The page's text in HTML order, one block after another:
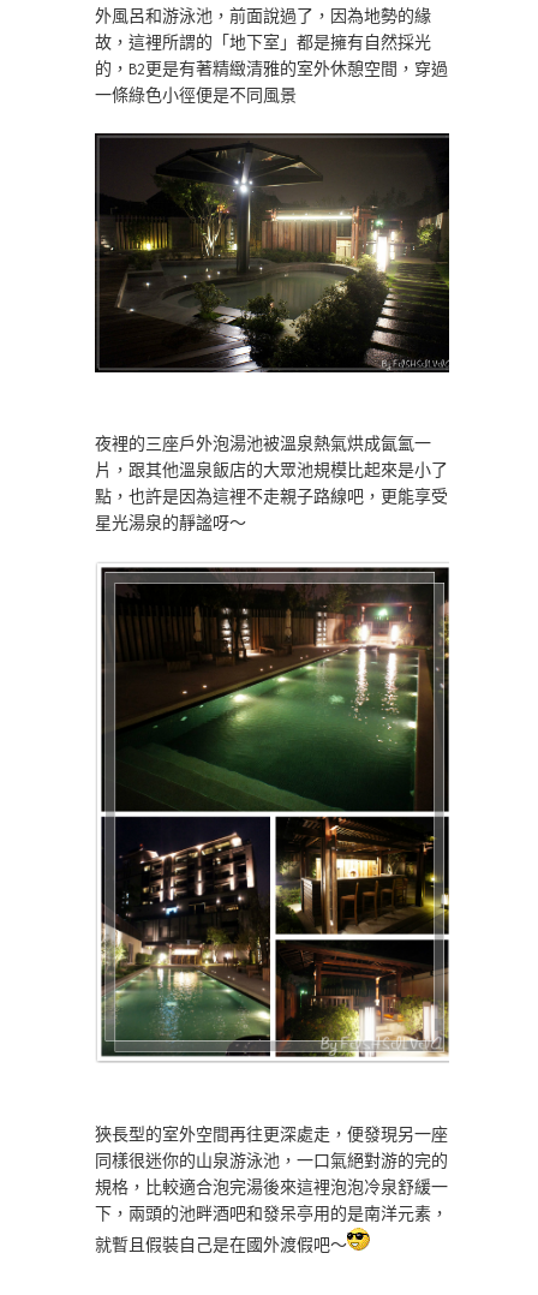
外風呂和游泳池，前面說過了，因為地勢的緣
故，這裡所謂的「地下室」都是擁有自然採光
的，B2更是有著精緻清雅的室外休憩空間，穿過
一條綠色小徑便是不同風景
夜裡的三座戶外泡湯池被溫泉熱氣烘成氤氳一
片，跟其他溫泉飯店的大眾池規模比起來是小了
點，也許是因為這裡不走親子路線吧，更能享受
星光湯泉的靜謐呀～
狹長型的室外空間再往更深處走，便發現另一座
同樣很迷你的山泉游泳池，一口氣絕對游的完的
規格，比較適合泡完湯後來這裡泡泡冷泉舒緩一
下，兩頭的池畔酒吧和發呆亭用的是南洋元素，
就暫且假裝自己是在國外渡假吧～